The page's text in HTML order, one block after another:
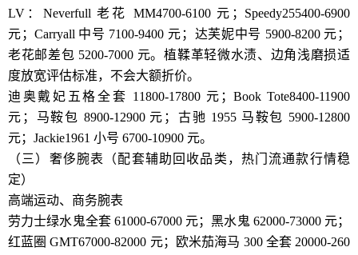
LV：Neverfull 老花 MM4700-6100 元；Speedy255400-6900
元；Carryall 中号 7100-9400 元；达芙妮中号 5900-8200 元；
老花邮差包 5200-7000 元。植鞣革轻微水渍、边角浅磨损适
度放宽评估标准，不会大额折价。
迪奥戴妃五格全套 11800-17800 元；Book Tote8400-11900
元；马鞍包 8900-12900 元；古驰 1955 马鞍包 5900-12800
元；Jackie1961 小号 6700-10900 元。
（三）奢侈腕表（配套辅助回收品类，热门流通款行情稳
定）
高端运动、商务腕表
劳力士绿水鬼全套 61000-67000 元；黑水鬼 62000-73000 元；
红蓝圈 GMT67000-82000 元；欧米茄海马 300 全套 20000-260